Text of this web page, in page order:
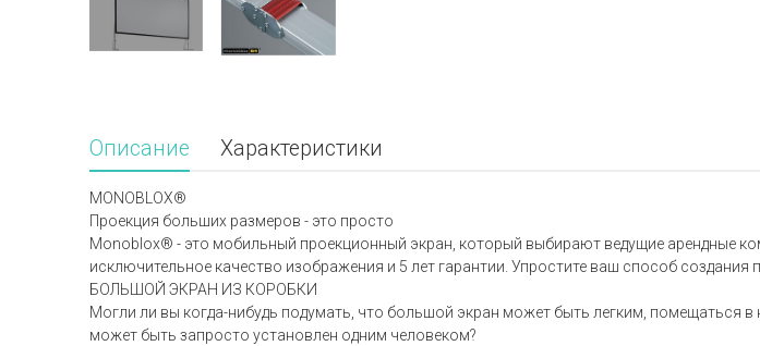
Описание Характеристики
MONOBLOX®
Проекция больших размеров - это просто
Monoblox® - это мобильный проекционный экран, который выбирают ведущие арендные
исключительное качество изображения и 5 лет гарантии. Упростите ваш способ создания
БОЛЬШОЙ ЭКРАН ИЗ КОРОБКИ
Могли ли вы когда-нибудь подумать, что большой экран может быть легким, помещаться
может быть запросто установлен одним человеком?